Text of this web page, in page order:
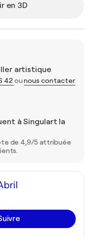
en 3D
artistique
42 ounous contacter
à Singulart la
de 4,9/5 attribuée